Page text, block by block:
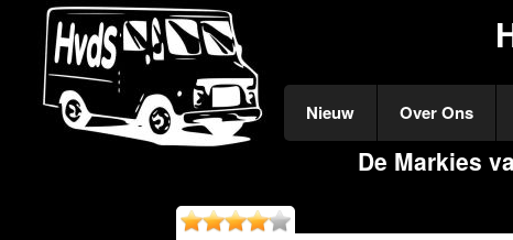
Nieuw Over Ons
De Markies